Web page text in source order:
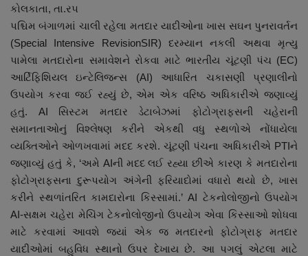
નાણાંકીય સમાચાર
સ્થાનિક સમાચાર
સ્પોર્ટ્સ
રાશિફળ
ગુનાખોરી
બોલિવૂડ
સ્વાસ્થ્ય
કોલકાતા, તા.ર૫
પશ્ચિમ બંગાળમાં ચાલી રહેલા મતદાર યાદીઓના ખાસ સઘન પુનરાવર્તન
(Special Intensive RevisionSIR) દરમ્યાન નકલી અથવા મૃત્યુ
પામેલા મતદારોના સમાવેશને રોકવા માટે ભારતીય ચૂંટણી પંચ (EC)
આર્ટિફિશિયલ ઇન્ટેલિજન્સ (AI) આધારિત ચકાસણી પ્રણાલીનો
ઉપયોગ કરવા જઈ રહ્યું છે, એમ એક વરિષ્ઠ અધિકારીએ જણાવ્યું
હતું. AI સિસ્ટમ મતદાર ડેટાબેઝમાં ફોટોગ્રાફ્સની ચહેરાની
સમાનતાઓનું વિશ્લેષણ કરીને એકથી વધુ સ્થળોએ નોંધાયેલા
વ્યક્તિઓને ઓળખવામાં મદદ કરશે. ચૂંટણી પંચના અધિકારીએ PTIને
જણાવ્યું હતું કે, ‘અમે AIની મદદ લઈ રહ્યા છીએ કારણ કે મતદારોના
ફોટોગ્રાફ્સના દુરૂપયોગ અંગેની ફરિયાદોમાં વધારો થયો છે, ખાસ
કરીને સ્થળાંતરિત કામદારોના કિસ્સામાં.’ AI ટેકનોલોજીનો ઉપયોગ
AI-સક્ષમ ચહેરા મેચિંગ ટેકનોલોજીનો ઉપયોગ એવા કિસ્સાઓ શોધવા
માટે કરવામાં આવશે જ્યાં એક જ મતદારનો ફોટોગ્રાફ મતદાર
યાદીઓમાં બહુવિધ સ્થાનો ઉપર દેખાય છે. આ પગલું એટલા માટે